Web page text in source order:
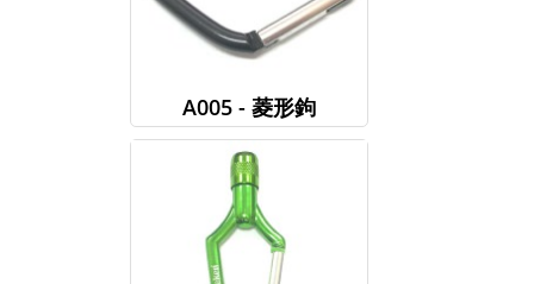
A005 - 菱形鉤